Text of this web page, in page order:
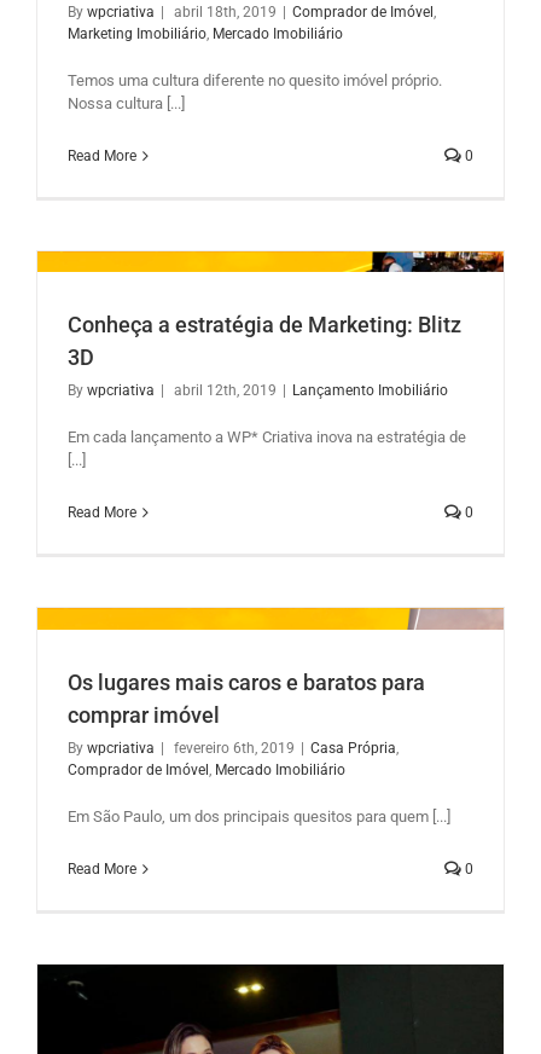
By wpcriativa abril 18th, 2019 Comprador de Imóvel ,
Marketing Imobiliário, Mercado Imobiliário
Temos uma cultura diferente no quesito imóvel próprio.
Nossa cultura [...]
Read More 0
Conheça a estratégia de Marketing: Blitz
3D
By wpcriativa abril 12th, 2019 Lançamento Imobiliário
Em cada lançamento a WP* Criativa inova na estratégia de
[...]
Read More 0
Os lugares mais caros e baratos para
comprar imóvel
By wpcriativa fevereiro 6th, 2019 Casa Própria,
Comprador de Imóvel , Mercado Imobiliário
Em São Paulo, um dos principais quesitos para quem [...]
Read More 0